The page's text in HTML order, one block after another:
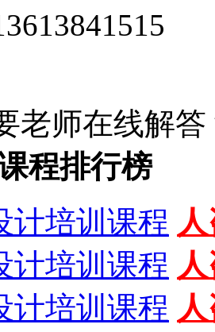
老师在线解答
程排行榜
计培训课程
计培训课程
计培训课程